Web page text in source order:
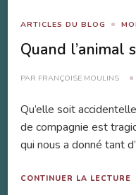
ARTICLES DU BLOG
Quand l’animal
PAR FRANÇOISE MOULINS
Qu’elle soit
de compagnie est
qui nous a donné tant
CONTINUER LA LECTURE